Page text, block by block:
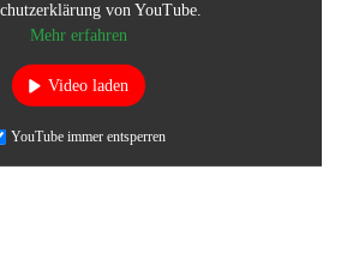
von YouTube.
Mehr erfahren
Video laden
YouTube immer entsperren